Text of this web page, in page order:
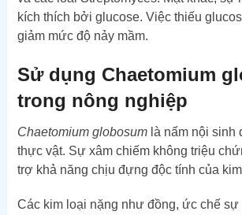
kích thích bởi glucose. Việc thiếu
giảm mức độ nảy mầm.
Sử dụng Chaetomium
trong nông nghiệp
Chaetomium globosumlà nấm nội sinh
thực vật. Sự xâm chiếm không triệu
trợ khả năng chịu đựng độc tính của
Các kim loại nặng như đồng, ức chế sự